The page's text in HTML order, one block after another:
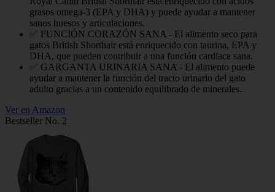
grasos omega-3 (EPA y DHA) y puede ayudar a mantener
sanos huesos y articulaciones.
✅ FUNCIÓN CORAZÓN SANA - El alimento seco para
gatos British Shorthair está enriquecido con taurina, EPA y
DHA, que pueden contribuir a una función cardiaca sana.
✅ GARGANTA URINARIA SANA - El alimento puede
ayudar a mantener la función del tracto urinario del gato
adulto gracias a un contenido equilibrado de minerales.
Ver en Amazon
Bestseller No. 2